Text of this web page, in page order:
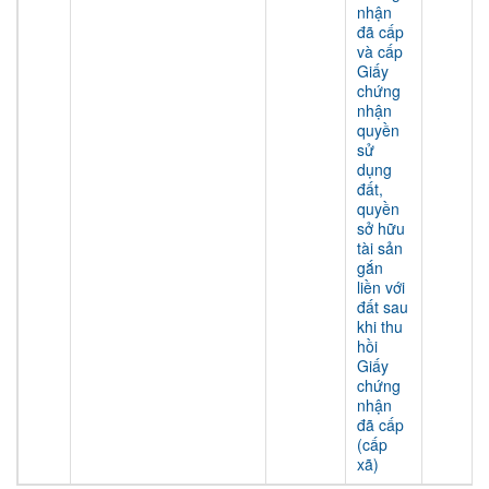
nhận
đã cấp
và cấp
Giấy
chứng
nhận
quyền
sử
dụng
đất,
quyền
sở hữu
tài sản
gắn
liền với
đất sau
khi thu
hồi
Giấy
chứng
nhận
đã cấp
(cấp
xã)